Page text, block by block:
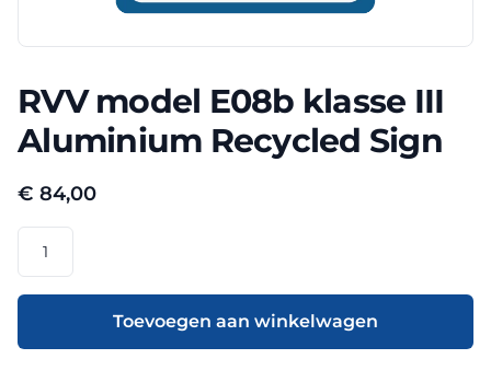
RVV model E08b klasse III
Aluminium Recycled Sign
€ 84,00
model
E08b
III
Toevoegen aan winkelwagen